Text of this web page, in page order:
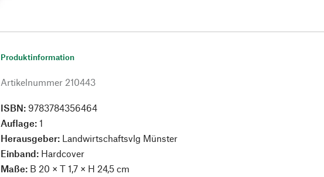
Produktinformation
Artikelnummer 210443
ISBN: 9783784356464
Auflage:1
Herausgeber: Landwirtschaftsvlg Münster
Einband: Hardcover
Maße: B 20 × T 1,7 × H 24,5 cm